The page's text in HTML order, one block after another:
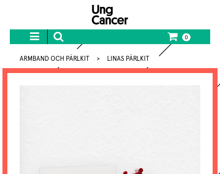
0
ARMBAND OCH PÄRLKIT > LINAS PÄRLKIT